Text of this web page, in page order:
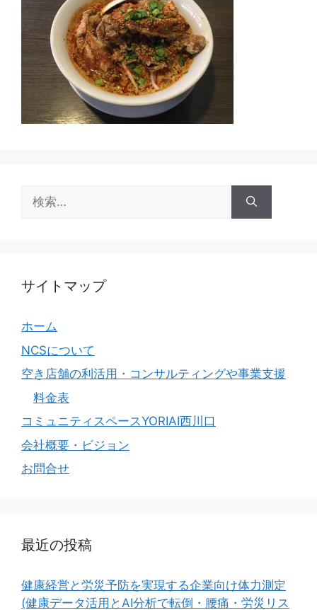
索:
サイトマップ
ホーム
NCSについて
空き店舗の利活用・コンサルティングや事業支援
料金表
コミュニティスペースYORIAI西川口
会社概要・ビジョン
お問合せ
最近の投稿
健康経営と労災予防を実現する企業向け体力測定
(健康データ活用とAI分析で転倒・腰痛・労災リス